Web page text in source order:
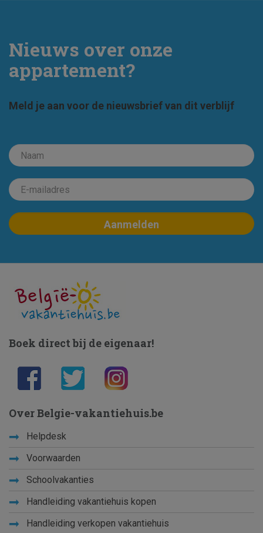
Nieuws over onze
appartement?
Meld je aan voor de nieuwsbrief van dit verblijf
Boek direct bij de eigenaar!
Over Belgie-vakantiehuis.be
Helpdesk
Voorwaarden
Schoolvakanties
Handleiding vakantiehuis kopen
Handleiding verkopen vakantiehuis